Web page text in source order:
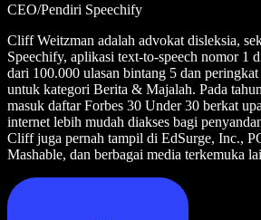
CEO/Pendiri Speechify
Cliff Weitzman adalah advokat disleksia,
Speechify, aplikasi text-to-speech nomor 1
dari 100.000 ulasan bintang 5 dan
untuk kategori Berita & Majalah. Pada
masuk daftar Forbes 30 Under 30 berkat
internet lebih mudah diakses bagi
Cliff juga pernah tampil di EdSurge, Inc.,
Mashable, dan berbagai media terkemuka